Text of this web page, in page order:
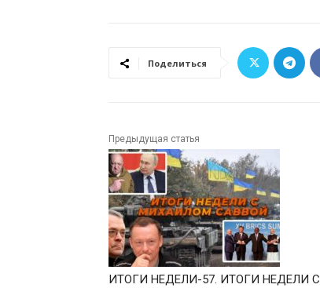
Поделиться
Предыдущая статья
ИТОГИ НЕДЕЛИ-57. ИТОГИ НЕДЕЛИ С